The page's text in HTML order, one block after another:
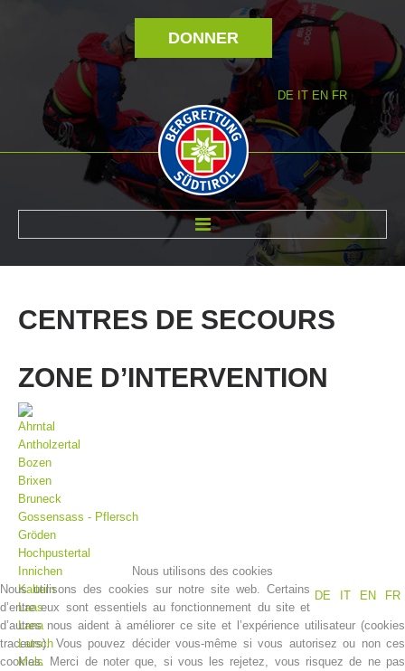
DONNER
DE IT EN FR
Histoire de l'association
CENTRES DE SECOURS
ZONE D’INTERVENTION
Ahrntal
Antholzertal
Bozen
Brixen
Bruneck
Gossensass - Pflersch
Gröden
Hochpustertal
Innichen
Kaltern
Laas
Lana
Latsch
Mals
Nous utilisons des cookies
DE
IT EN FR
Nous utilisons des cookies sur notre site web. Certains
d’entre eux sont essentiels au fonctionnement du site et
d’autres nous aident à améliorer ce site et l’expérience utilisateur (cookies
traceurs). Vous pouvez décider vous-même si vous autorisez ou non ces
cookies. Merci de noter que, si vous les rejetez, vous risquez de ne pas